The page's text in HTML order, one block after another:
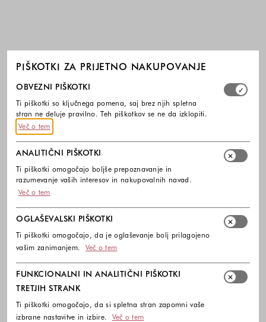
PIŠKOTKI ZA PRIJETNO NAKUPOVANJE
Izberite, katere skupine piškotkov dovolite. Obvezni
OBVEZNI PIŠKOTKI
Ti piškotki so ključnega pomena, saj brez njih spletna
stran ne deluje pravilno. Teh piškotkov se ne da izklopiti.
Več o tem
ANALITIČNI PIŠKOTKI
Ti piškotki omogočajo boljše prepoznavanje in
razumevanje vaših interesov in nakupovalnih navad.
Več o tem
OGLAŠEVALSKI PIŠKOTKI
Ti piškotki omogočajo, da je oglaševanje bolj prilagojeno
vašim zanimanjem.
Več o tem
FUNKCIONALNI IN ANALITIČNI PIŠKOTKI
TRETJIH STRANK
Ti piškotki omogočajo, da si spletna stran zapomni vaše
izbrane nastavitve in izbire.
Več o tem